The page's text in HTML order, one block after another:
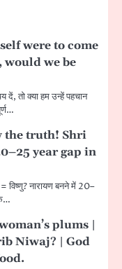
were to come
we be
तो क्या हम उन्हें पहचान
the truth! Shri
year gap in
नारायण बनने में 20–
plums |
Niwaj? | God